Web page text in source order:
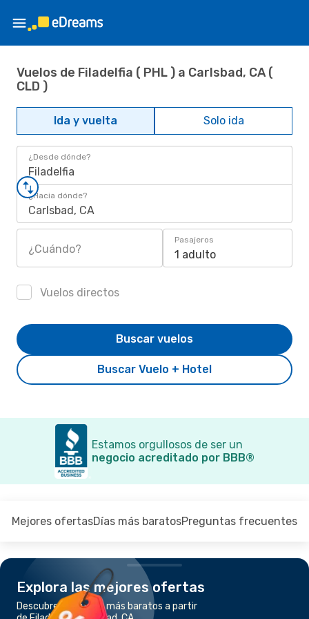
Vuelos de Filadelfia ( PHL ) a Carlsbad, CA (
CLD )
Ida y vuelta Solo ida
¿Desde dónde?
Filadelfia
¿Hacia dónde?
Carlsbad, CA
¿Cuándo?
Pasajeros
1 adulto
Vuelos directos
Buscar Vuelo + Hotel
Buscar vuelos
Estamos orgullosos de ser un
negocio acreditado por BBB®
Mejores ofertasDías más baratosPreguntas frecuentes
Explora las mejores ofertas
Descubre los vuelos más baratos a partir